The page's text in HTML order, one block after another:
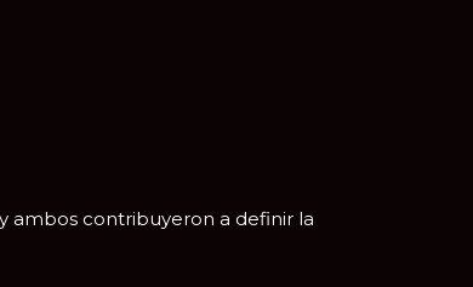
ambos contribuyeron a definir la